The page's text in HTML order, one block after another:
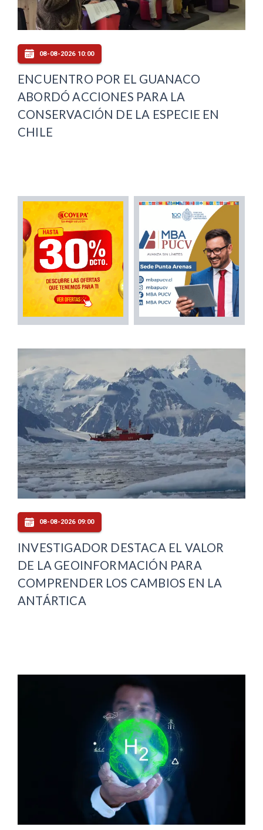
08-08-2026 10:00
ENCUENTRO POR EL GUANACO
ABORDÓ ACCIONES PARA LA
CONSERVACIÓN DE LA ESPECIE EN
CHILE
08-08-2026 09:00
INVESTIGADOR DESTACA EL VALOR
DE LA GEOINFORMACIÓN PARA
COMPRENDER LOS CAMBIOS EN LA
ANTÁRTICA